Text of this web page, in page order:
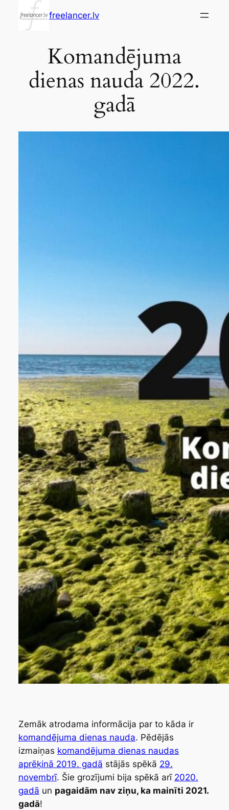
content
freelancer.lv
Komandējuma
dienas nauda 2022.
gadā
Zemāk atrodama informācija par to kāda ir
komandējuma dienas nauda. Pēdējās
izmaiņas komandējuma dienas naudas
aprēķinā 2019. gadā stājās spēkā 29.
novembrī. Šie grozījumi bija spēkā arī 2020.
gadā un pagaidām nav ziņu, ka mainīti 2021.
gadā!